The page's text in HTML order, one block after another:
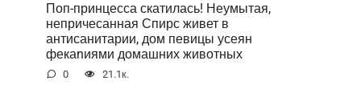
Поп-принцесса скатилась! Неумытая,
непричесанная Спирс живет в
антисанитарии, дом певицы усеян
фекаnиями домашних животных
0 21.1к.